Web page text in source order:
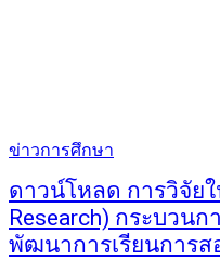
ข่าวการศึกษา
ดาวน์โหลด การวิจัย
Research) กระบวน
พัฒนาการเรียนการส